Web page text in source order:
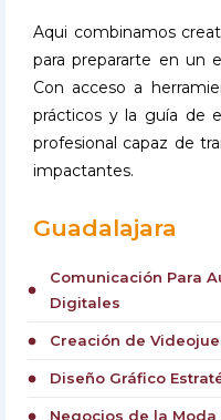
Aqui combinamos
para prepararte en un
Con acceso a
prácticos y la guía de
profesional capaz de
impactantes.
Guadalajara
circle
Comunicación Para
Digitales
circle Creación de
circle Diseño Gráfico
circle Negocios de la Moda